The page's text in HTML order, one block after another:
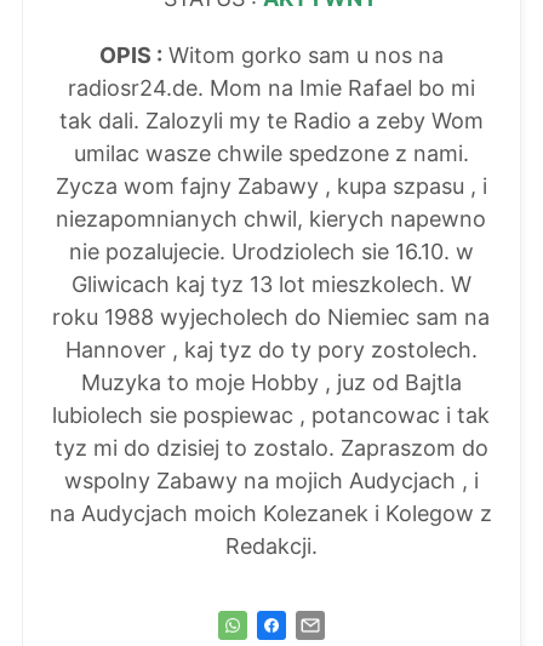
OPIS : Witom gorko sam u nos na
radiosr24.de. Mom na Imie Rafael bo mi
tak dali. Zalozyli my te Radio a zeby Wom
umilac wasze chwile spedzone z nami.
Zycza wom fajny Zabawy , kupa szpasu , i
niezapomnianych chwil, kierych napewno
nie pozalujecie. Urodziolech sie 16.10. w
Gliwicach kaj tyz 13 lot mieszkolech. W
roku 1988 wyjecholech do Niemiec sam na
Hannover , kaj tyz do ty pory zostolech.
Muzyka to moje Hobby , juz od Bajtla
lubiolech sie pospiewac , potancowac i tak
tyz mi do dzisiej to zostalo. Zapraszom do
wspolny Zabawy na mojich Audycjach , i
na Audycjach moich Kolezanek i Kolegow z
Redakcji.